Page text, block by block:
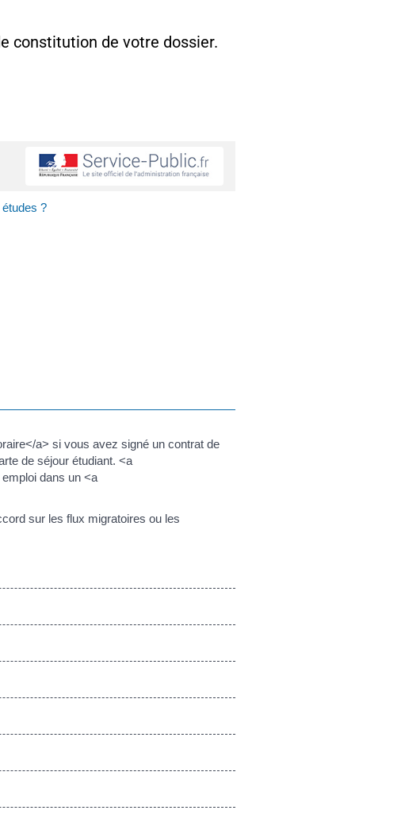
constitution de votre dossier.
?
a> si vous avez signé un contrat de
de séjour étudiant. <a
dans un <a
sur les flux migratoires ou les